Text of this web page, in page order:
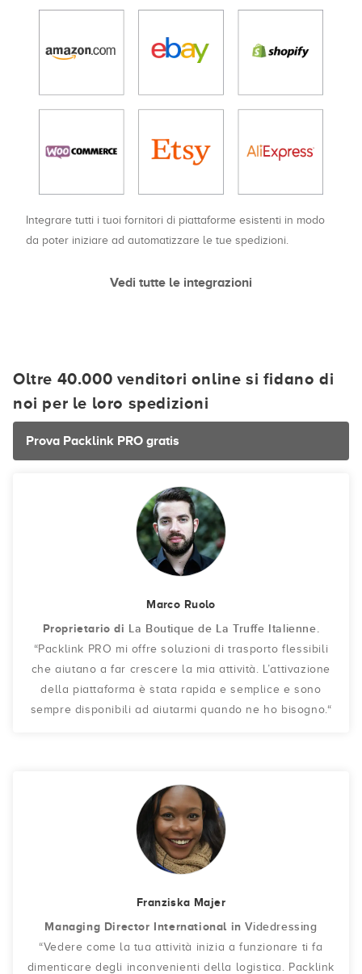
Integrare tutti i tuoi fornitori di piattaforme esistenti in modo
da poter iniziare ad automatizzare le tue spedizioni.
Vedi tutte le integrazioni
Oltre 40.000 venditori online si fidano di
noi per le loro spedizioni
Prova Packlink PRO gratis
Marco Ruolo
Proprietario di La Boutique de La Truffe Italienne.
“Packlink PRO mi offre soluzioni di trasporto flessibili
che aiutano a far crescere la mia attività. L’attivazione
della piattaforma è stata rapida e semplice e sono
sempre disponibili ad aiutarmi quando ne ho bisogno.“
Franziska Majer
Managing Director International inVidedressing
“Vedere come la tua attività inizia a funzionare ti fa
dimenticare degli inconvenienti della logistica. Packlink